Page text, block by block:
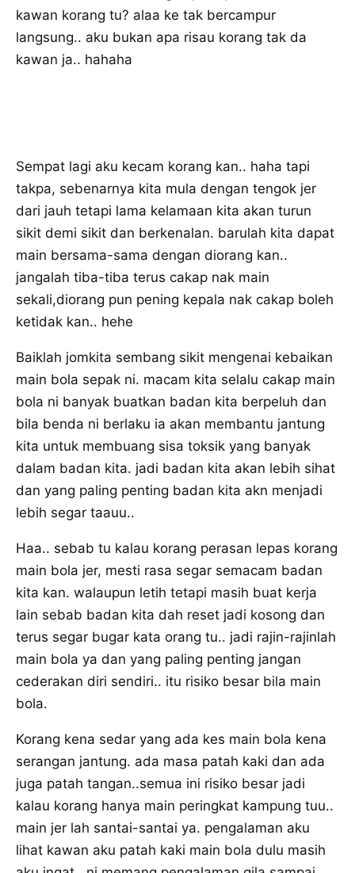
kawan korang tu? alaa ke tak bercampur
langsung.. aku bukan apa risau korang tak da
kawan ja.. hahaha
Sempat lagi aku kecam korang kan.. haha tapi
takpa, sebenarnya kita mula dengan tengok jer
dari jauh tetapi lama kelamaan kita akan turun
sikit demi sikit dan berkenalan. barulah kita dapat
main bersama-sama dengan diorang kan..
jangalah tiba-tiba terus cakap nak main
sekali,diorang pun pening kepala nak cakap boleh
ketidak kan.. hehe
Baiklah jomkita sembang sikit mengenai kebaikan
main bola sepak ni. macam kita selalu cakap main
bola ni banyak buatkan badan kita berpeluh dan
bila benda ni berlaku ia akan membantu jantung
kita untuk membuang sisa toksik yang banyak
dalam badan kita. jadi badan kita akan lebih sihat
dan yang paling penting badan kita akn menjadi
lebih segar taauu..
Haa.. sebab tu kalau korang perasan lepas korang
main bola jer, mesti rasa segar semacam badan
kita kan. walaupun letih tetapi masih buat kerja
lain sebab badan kita dah reset jadi kosong dan
terus segar bugar kata orang tu.. jadi rajin-rajinlah
main bola ya dan yang paling penting jangan
cederakan diri sendiri.. itu risiko besar bila main
bola.
Korang kena sedar yang ada kes main bola kena
serangan jantung. ada masa patah kaki dan ada
juga patah tangan..semua ini risiko besar jadi
kalau korang hanya main peringkat kampung tuu..
main jer lah santai-santai ya. pengalaman aku
lihat kawan aku patah kaki main bola dulu masih